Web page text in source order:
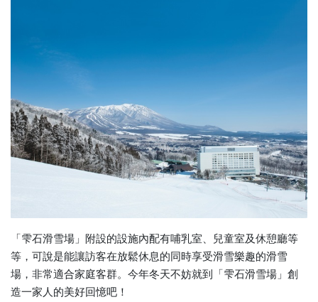
「雫石滑雪場」附設的設施內配有哺乳室、兒童室及休憩廳等
等，可說是能讓訪客在放鬆休息的同時享受滑雪樂趣的滑雪
場，非常適合家庭客群。今年冬天不妨就到「雫石滑雪場」創
造一家人的美好回憶吧！